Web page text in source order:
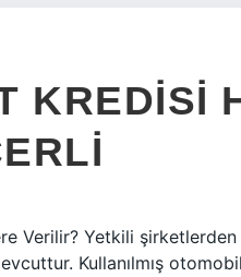
KREDISI
Verilir? Yetkili şirketlerden
Kullanılmış